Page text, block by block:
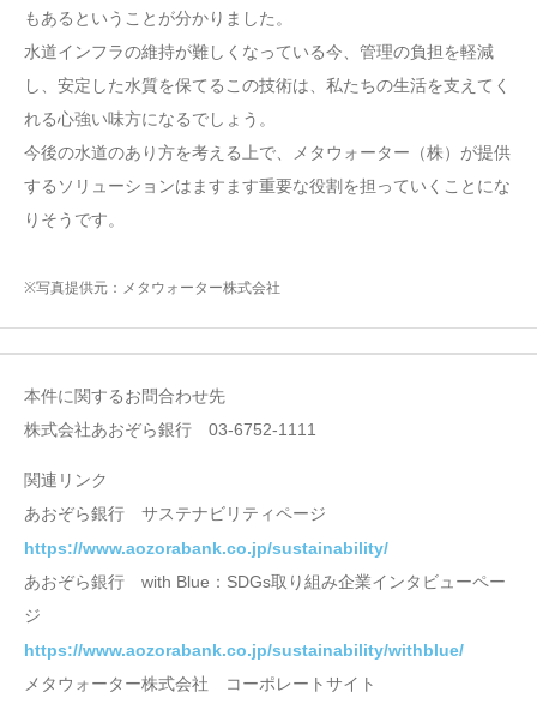
もあるということが分かりました。
水道インフラの維持が難しくなっている今、管理の負担を軽減
し、安定した水質を保てるこの技術は、私たちの生活を支えてく
れる心強い味方になるでしょう。
今後の水道のあり方を考える上で、メタウォーター（株）が提供
するソリューションはますます重要な役割を担っていくことにな
りそうです。
※写真提供元：メタウォーター株式会社
本件に関するお問合わせ先
株式会社あおぞら銀行 03-6752-1111
関連リンク
あおぞら銀行 サステナビリティページ
https://www.aozorabank.co.jp/sustainability/
あおぞら銀行 with Blue：SDGs取り組み企業インタビューペー
ジ
https://www.aozorabank.co.jp/sustainability/withblue/
メタウォーター株式会社 コーポレートサイト